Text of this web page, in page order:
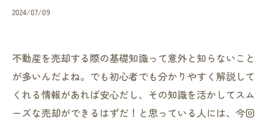
2024/07/09
不動産を売却する際の基礎知識って意外と知らないこと
が多いんだよね。でも初心者でも分かりやすく解説して
くれる情報があれば安心だし、その知識を活かしてスム
ーズな売却ができるはずだ！と思っている人には、今回